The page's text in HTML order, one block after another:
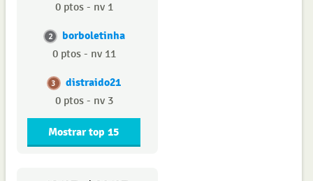
0 ptos - nv 1
2 borboletinha
0 ptos - nv 11
3 distraido21
0 ptos - nv 3
Mostrar top 15